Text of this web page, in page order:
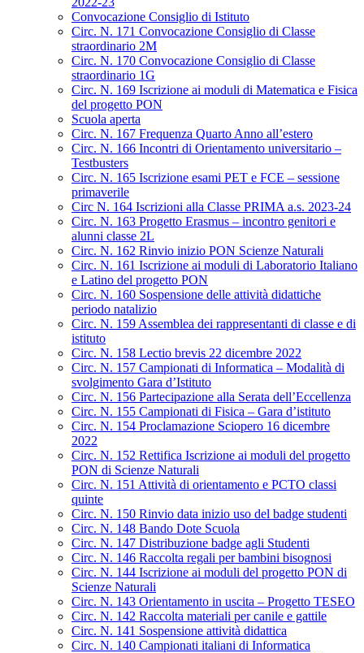
Convocazione Consiglio di Istituto
Circ. N. 171 Convocazione Consiglio di Classe
straordinario 2M
Circ. N. 170 Convocazione Consiglio di Classe
straordinario 1G
Circ. N. 169 Iscrizione ai moduli di Matematica e Fisica
del progetto PON
Scuola aperta
Circ. N. 167 Frequenza Quarto Anno all’estero
Circ. N. 166 Incontri di Orientamento universitario –
Testbusters
Circ. N. 165 Iscrizione esami PET e FCE – sessione
primaverile
Circ N. 164 Iscrizioni alla Classe PRIMA a.s. 2023-24
Circ. N. 163 Progetto Erasmus – incontro genitori e
alunni classe 2L
Circ. N. 162 Rinvio inizio PON Scienze Naturali
Circ. N. 161 Iscrizione ai moduli di Laboratorio Italiano
e Latino del progetto PON
Circ. N. 160 Sospensione delle attività didattiche
periodo natalizio
Circ. N. 159 Assemblea dei rappresentanti di classe e di
istituto
Circ. N. 158 Lectio brevis 22 dicembre 2022
Circ. N. 157 Campionati di Informatica – Modalità di
svolgimento Gara d’Istituto
Circ. N. 156 Partecipazione alla Serata dell’Eccellenza
Circ. N. 155 Campionati di Fisica – Gara d’istituto
Circ. N. 154 Proclamazione Sciopero 16 dicembre
2022
Circ. N. 152 Rettifica Iscrizione ai moduli del progetto
PON di Scienze Naturali
Circ. N. 151 Attività di orientamento e PCTO classi
quinte
Circ. N. 150 Rinvio data inizio uso del badge studenti
Circ. N. 148 Bando Dote Scuola
Circ. N. 147 Distribuzione badge agli Studenti
Circ. N. 146 Raccolta regali per bambini bisognosi
Circ. N. 144 Iscrizione ai moduli del progetto PON di
Scienze Naturali
Circ. N. 143 Orientamento in uscita – Progetto TESEO
Circ. N. 142 Raccolta materiali per canile e gattile
Circ. N. 141 Sospensione attività didattica
Circ. N. 140 Campionati italiani di Informatica